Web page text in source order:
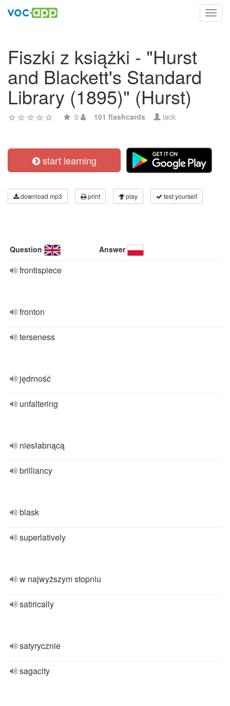
Fiszki z książki - "Hurst
and Blackett's Standard
Library (1895)" (Hurst)
0 101 flashcards lack
start learning
download mp3 print play test yourself
Question Answer
frontispiece
fronton
terseness
jędrność
unfaltering
niesłabnącą
brilliancy
blask
superlatively
w najwyższym stopniu
satirically
satyrycznie
sagacity